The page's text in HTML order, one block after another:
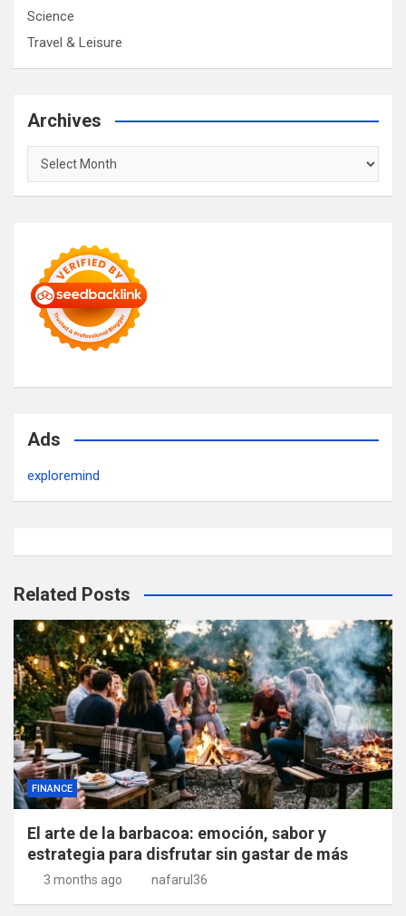
Science
Travel & Leisure
Archives
Archives
Ads
exploremind
Related Posts
FINANCE
El arte de la barbacoa: emoción, sabor y
estrategia para disfrutar sin gastar de más
3 months ago nafarul36